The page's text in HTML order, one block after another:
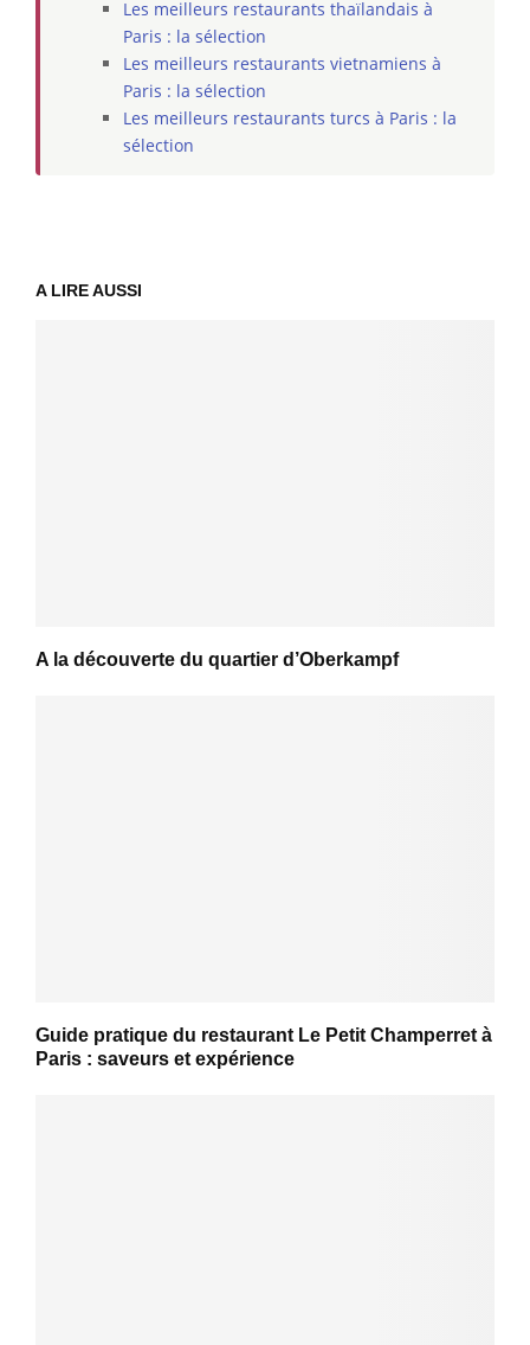
Les meilleurs restaurants thaïlandais à
Paris : la sélection
Les meilleurs restaurants vietnamiens à
Paris : la sélection
Les meilleurs restaurants turcs à Paris : la
sélection
A LIRE AUSSI
A la découverte du quartier d’Oberkampf
Guide pratique du restaurant Le Petit Champerret à
Paris : saveurs et expérience